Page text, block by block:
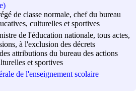
de classe normale, chef du bureau
culturelles et sportives
de l'éducation nationale, tous actes,
à l'exclusion des décrets
attributions du bureau des actions
et sportives
de l'enseignement scolaire